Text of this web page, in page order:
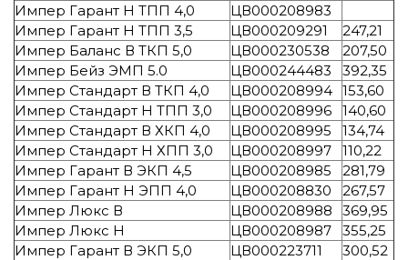
Импер Гарант Н ТПП 4,0
ЦВ000208983
Импер Гарант Н ТПП 3,5
ЦВ000209291
247,21
Импер Баланс В ТКП 5,0
ЦВ000230538
207,50
Импер Бейз ЭМП 5.0
ЦВ000244483
392,35
Импер Стандарт В ТКП 4,0
ЦВ000208994 153,60
Импер Стандарт Н ТПП 3,0
ЦВ000208996
140,60
Импер Стандарт В ХКП 4,0
ЦВ000208995
134,74
Импер Стандарт Н ХПП 3,0
ЦВ000208997
110,22
Импер Гарант В ЭКП 4,5
ЦВ000208985
281,79
Импер Гарант Н ЭПП 4,0
ЦВ000208830
267,57
Импер Люкс В
ЦВ000208988
369,95
Импер Люкс Н
ЦВ000208987
355,25
Импер Гарант В ЭКП 5,0
ЦВ000223711
300,52